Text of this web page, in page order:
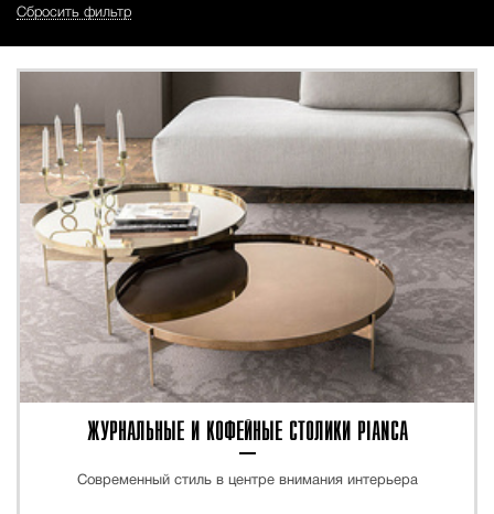
Сбросить фильтр
ЖУРНАЛЬНЫЕ И КОФЕЙНЫЕ СТОЛИКИ PIANCA
Современный стиль в центре внимания интерьера